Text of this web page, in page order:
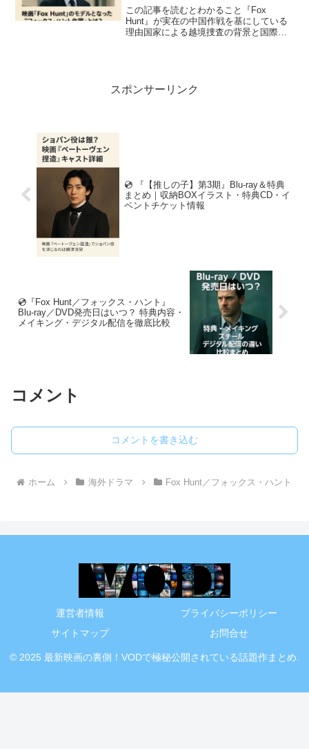
定・政治的テーマを解説
この記事を読むとわかること『Fox
Hunt』が実在の中国作戦を基にしている
理由国家による越境捜査の背景と国際的
スポンサーリンク
💿 『【推しの子】第3期』Blu-ray＆特典
まとめ｜収納BOXイラスト・特典CD・イ
ベントチケット情報
💿『Fox Hunt／フォックス・ハント』
Blu‑ray／DVD発売日はいつ？ 特典内容・
メイキング・デジタル配信を徹底比較
コメント
コメントを書き込む
ホーム 海外ドラマ Fox Hunt／フォックス・ハント
運営者情報
プライバシーポリシー
サイトマップ
お問合せ
© 2025 最新映画の裏側！VODで極秘公開されている話題作まとめ.